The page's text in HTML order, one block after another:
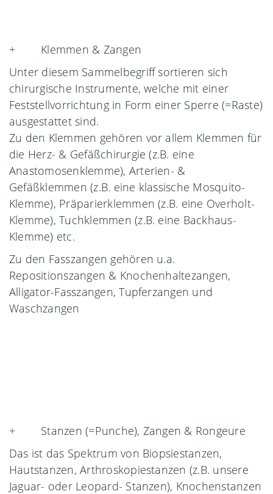
+ Klemmen & Zangen
Unter diesem Sammelbegriff sortieren sich
chirurgische Instrumente, welche mit einer
Feststellvorrichtung in Form einer Sperre (=Raste)
ausgestattet sind.
Zu den Klemmen gehören vor allem Klemmen für
die Herz- & Gefäßchirurgie (z.B. eine
Anastomosenklemme), Arterien- &
Gefäßklemmen (z.B. eine klassische Mosquito-
Klemme), Präparierklemmen (z.B. eine Overholt-
Klemme), Tuchklemmen (z.B. eine Backhaus-
Klemme) etc.
Zu den Fasszangen gehören u.a.
Repositionszangen & Knochenhaltezangen,
Alligator-Fasszangen, Tupferzangen und
Waschzangen
+ Stanzen (=Punche), Zangen & Rongeure
Das ist das Spektrum von Biopsiestanzen,
Hautstanzen, Arthroskopiestanzen (z.B. unsere
Jaguar- oder Leopard- Stanzen), Knochenstanzen